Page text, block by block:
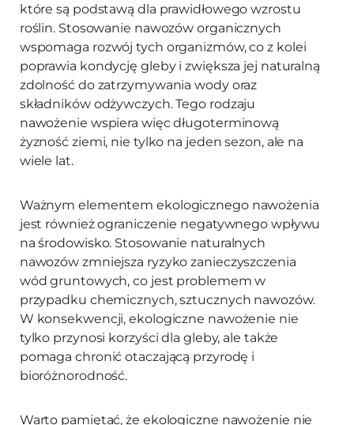
które są podstawą dla prawidłowego wzrostu
roślin. Stosowanie nawozów organicznych
wspomaga rozwój tych organizmów, co z kolei
poprawia kondycję gleby i zwiększa jej naturalną
zdolność do zatrzymywania wody oraz
składników odżywczych. Tego rodzaju
nawożenie wspiera więc długoterminową
żyzność ziemi, nie tylko na jeden sezon, ale na
wiele lat.
Ważnym elementem ekologicznego nawożenia
jest również ograniczenie negatywnego wpływu
na środowisko. Stosowanie naturalnych
nawozów zmniejsza ryzyko zanieczyszczenia
wód gruntowych, co jest problemem w
przypadku chemicznych, sztucznych nawozów.
W konsekwencji, ekologiczne nawożenie nie
tylko przynosi korzyści dla gleby, ale także
pomaga chronić otaczającą przyrodę i
bioróżnorodność.
Warto pamiętać, że ekologiczne nawożenie nie